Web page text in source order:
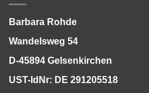
Barbara Rohde
Wandelsweg 54
D-45894 Gelsenkirchen
UST-IdNr: DE 291205518